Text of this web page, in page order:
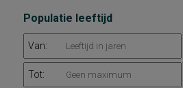
Populatie leeftijd
Van:
Tot: